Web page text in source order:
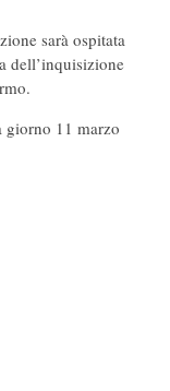
sarà ospitata
dell’inquisizione
giorno 11 marzo